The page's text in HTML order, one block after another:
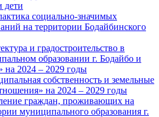
дети
социально-значимых
на территории Бодайбинского
и градостроительство в
образовании г. Бодайбо и
на 2024 – 2029 годы
собственность и земельные
на 2024 – 2029 годы
граждан, проживающих на
муниципального образования г.